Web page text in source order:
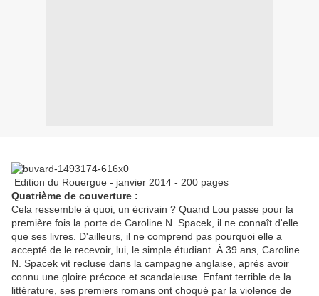
Edition du Rouergue - janvier 2014 - 200 pages
Quatrième de couverture :
Cela ressemble à quoi, un écrivain ? Quand Lou passe pour la
première fois la porte de Caroline N. Spacek, il ne connaît d'elle
que ses livres. D'ailleurs, il ne comprend pas pourquoi elle a
accepté de le recevoir, lui, le simple étudiant. À 39 ans, Caroline
N. Spacek vit recluse dans la campagne anglaise, après avoir
connu une gloire précoce et scandaleuse. Enfant terrible de la
littérature, ses premiers romans ont choqué par la violence de